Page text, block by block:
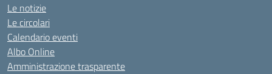
Le notizie
Le circolari
Calendario eventi
Albo Online
Amministrazione trasparente